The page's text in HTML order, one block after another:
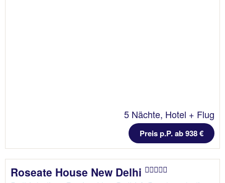
5 Nächte, Hotel + Flug
Preis p.P. ab 938 €
Roseate House New Delhi